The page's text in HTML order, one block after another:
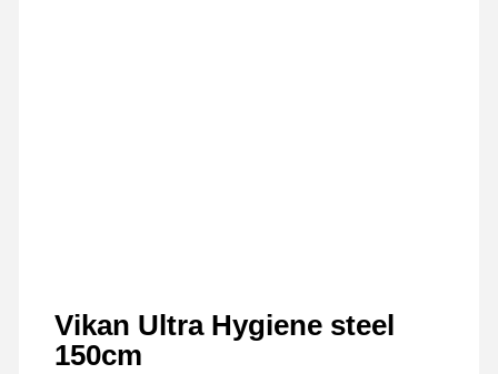
Vikan Ultra Hygiene steel
150cm